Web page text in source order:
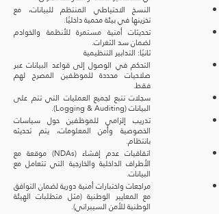
النسخ الاحتياطي المنتظم للبيانات، مع
تخزينها في بيئة محمية داخليًا.
تحديثات أمنية مستمرة للأنظمة والخوادم
لضمان سد الثغرات.
ثانيًا: التدابير التنظيمية
التحكم في الوصول إلى قواعد البيانات عبر
صلاحيات محددة للموظفين المصرح لهم
فقط.
سجلات تتبع لجميع العمليات التي تتم على
البيانات (Logging & Auditing).
تدريب إلزامي للموظفين حول سياسات
الخصوصية وأمن المعلومات، يتم تحديثه
بانتظام.
اتفاقيات عدم إفشاء (NDAs) موقعة مع
الأطراف الداخلية والخارجية التي تتعامل مع
البيانات.
مراجعات واختبارات أمنية دورية لضمان التوافق
مع المعايير الوطنية (مثل متطلبات الهيئة
الوطنية للأمن السيبراني).